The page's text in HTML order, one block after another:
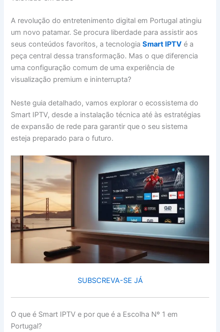
A revolução do entretenimento digital em Portugal atingiu
um novo patamar. Se procura liberdade para assistir aos
seus conteúdos favoritos, a tecnologiaSmart IPTV é a
peça central dessa transformação. Mas o que diferencia
uma configuração comum de uma experiência de
visualização premium e ininterrupta?
Neste guia detalhado, vamos explorar o ecossistema do
Smart IPTV, desde a instalação técnica até às estratégias
de expansão de rede para garantir que o seu sistema
esteja preparado para o futuro.
SUBSCREVA-SE JÁ
O que é Smart IPTV e por que é a Escolha Nº 1 em
Portugal?